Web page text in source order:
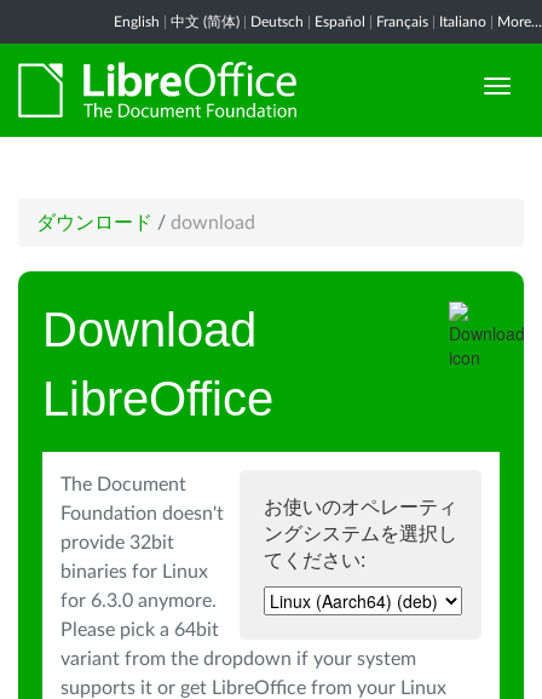
English 中文 (简体) Deutsch Español Français Italiano More...
ダウンロード / download
Download
LibreOffice
お使いのオペレーティ
ングシステムを選択し
てください:
The Document
Foundation doesn't
provide 32bit
binaries for Linux
for 6.3.0 anymore.
Please pick a 64bit
variant from the dropdown if your system
supports it or get LibreOffice from your Linux